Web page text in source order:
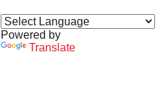
Powered by
Translate